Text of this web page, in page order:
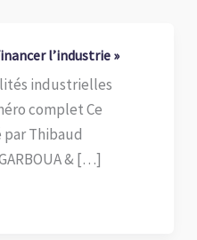
l’industrie »
industrielles
complet Ce
Thibaud
& […]